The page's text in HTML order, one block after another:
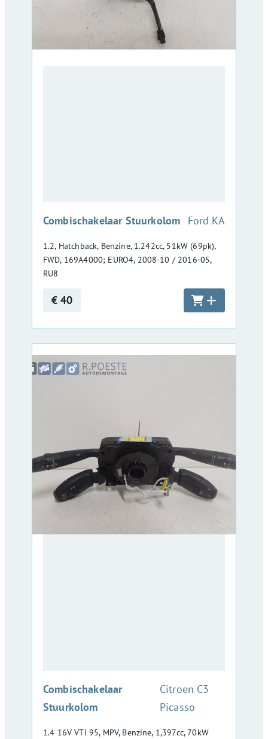
Combischakelaar Stuurkolom :Ford KA
1.2, Hatchback, Benzine, 1.242cc, 51kW (69pk),
FWD, 169A4000; EURO4, 2008-10 / 2016-05,
RU8
€ 40
Combischakelaar
Stuurkolom
:Citroen C3
Picasso
1.4 16V VTI 95, MPV, Benzine, 1,397cc, 70kW